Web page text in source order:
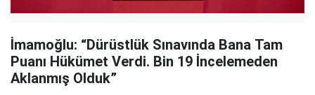
İmamoğlu: “Dürüstlük Sınavında Bana Tam
Puanı Hükümet Verdi. Bin 19 İncelemeden
Aklanmış Olduk”